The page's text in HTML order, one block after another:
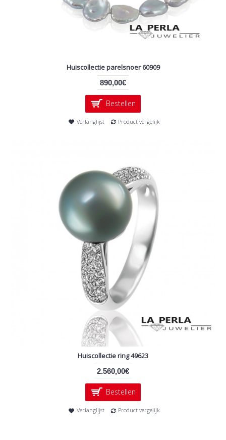
Huiscollectie parelsnoer 60909
890,00€
Bestellen
Verlanglijst Product vergelijk
Huiscollectie ring 49623
2.560,00€
Bestellen
Verlanglijst Product vergelijk